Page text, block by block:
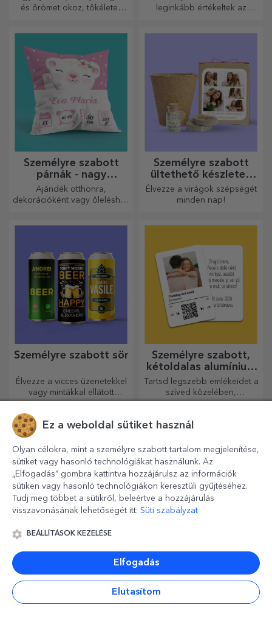
és örömet okoz, tökéletes
leginkább értékeltek az
Személyre szabott
párnák - nagy
méretben
Ajándék otthonra,
dekorációként vagy öleléshez
Személyre szabott
ültethető készletek
ajándékba
Élvezze a virágok szépségét
minden nap!
Személyre szabott sör
Élvezze a vicces üzenetekkel
vagy mintákkal ellátott
sörösdobozt!
Személyre szabott,
kétoldalas alumínium
kártyák
Tartsd legszebb emlékeidet a
szíved közelében,
szeretteiddel együtt.
Csillogó ajándékok minden
színes bőr pénztárcák
Elengedhetetlen, klasszikus
Ez a weboldal sütiket használ
Olyan célokra, mint a személyre szabott tartalom megjelenítése,
sütiket vagy hasonló technológiákat használunk. Az
„Elfogadás” gombra kattintva hozzájárulsz az információk
sütiken vagy hasonló technológiákon keresztüli gyűjtéséhez.
Tudj meg többet a sütikről, beleértve a hozzájárulás
visszavonásának lehetőségét itt: Süti szabályzat
BEÁLLÍTÁSOK KEZELÉSE
Elfogadás
Elutasítom